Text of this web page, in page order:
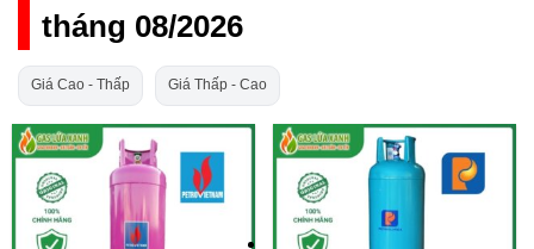
tháng 08/2026
Giá Cao - Thấp Giá Thấp - Cao